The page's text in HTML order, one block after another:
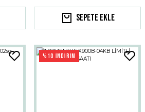
Sepete Ekle
%10 İNDİRİM